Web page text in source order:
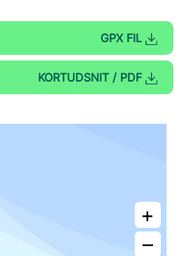
GPX FIL
KORTUDSNIT / PDF
+
–